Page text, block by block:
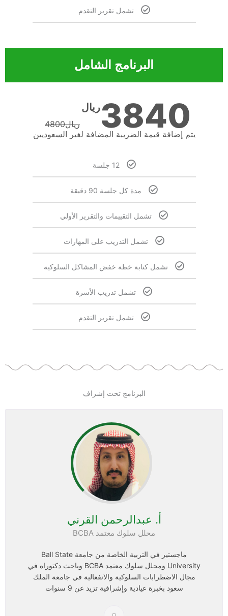
تشمل تقرير التقدم
البرنامج الشامل
ريال4800
ريال3840
يتم إضافة قيمة الضريبة المضافة لغير السعوديين
12 جلسة
مدة كل جلسة 90 دقيقة
تشمل التقييمات والتقرير الأولي
تشمل التدريب على المهارات
تشمل كتابة خطة خفض المشاكل السلوكية
تشمل تدريب الأسرة
تشمل تقرير التقدم
البرنامج تحت إشراف
أ. عبدالرحمن القرني
محلل سلوك معتمد BCBA
ماجستير في التربية الخاصة من جامعة Ball State
University ومحلل سلوك معتمد BCBA وباحث دكتوراه في
مجال الاضطرابات السلوكية والانفعالية في جامعة الملك
سعود بخبرة عيادية وإشرافية تزيد عن 9 سنوات